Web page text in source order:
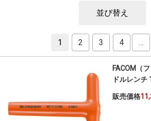
並び替え
1 2 3 4 …
FACOM（
ドルレンチ
販売価格